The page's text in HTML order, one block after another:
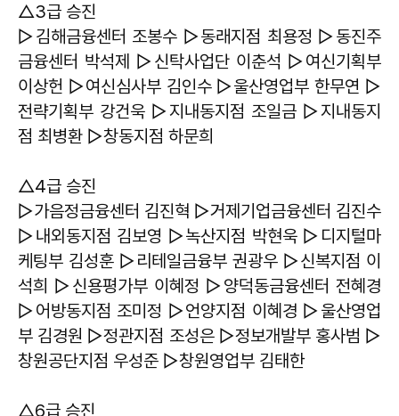
△3급 승진
▷김해금융센터 조봉수 ▷동래지점 최용정 ▷동진주
금융센터 박석제 ▷신탁사업단 이춘석 ▷여신기획부
이상헌 ▷여신심사부 김인수 ▷울산영업부 한무연 ▷
전략기획부 강건욱 ▷지내동지점 조일금 ▷지내동지
점 최병환 ▷창동지점 하문희
△4급 승진
▷가음정금융센터 김진혁 ▷거제기업금융센터 김진수
▷내외동지점 김보영 ▷녹산지점 박현욱 ▷디지털마
케팅부 김성훈 ▷리테일금융부 권광우 ▷신복지점 이
석희 ▷신용평가부 이혜정 ▷양덕동금융센터 전혜경
▷어방동지점 조미정 ▷언양지점 이혜경 ▷울산영업
부 김경원 ▷정관지점 조성은 ▷정보개발부 홍사범 ▷
창원공단지점 우성준 ▷창원영업부 김태한
△6급 승진